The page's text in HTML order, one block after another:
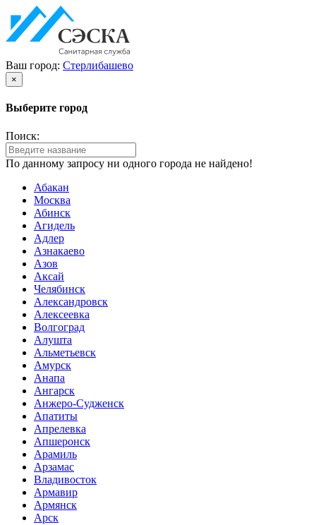
Ваш город: Стерлибашево
×
Выберите город
Поиск:
По данному запросу ни одного города не найдено!
Абакан
Москва
Абинск
Агидель
Адлер
Азнакаево
Азов
Аксай
Челябинск
Александровск
Алексеевка
Волгоград
Алушта
Альметьевск
Амурск
Анапа
Ангарск
Анжеро-Судженск
Апатиты
Апрелевка
Апшеронск
Арамиль
Арзамас
Владивосток
Армавир
Армянск
Арск